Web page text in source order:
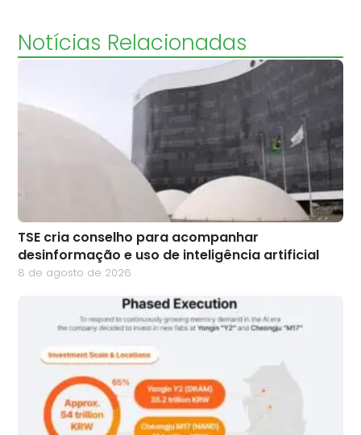
Notícias Relacionadas
TSE cria conselho para acompanhar
desinformação e uso de inteligência artificial
8 de agosto de 2026